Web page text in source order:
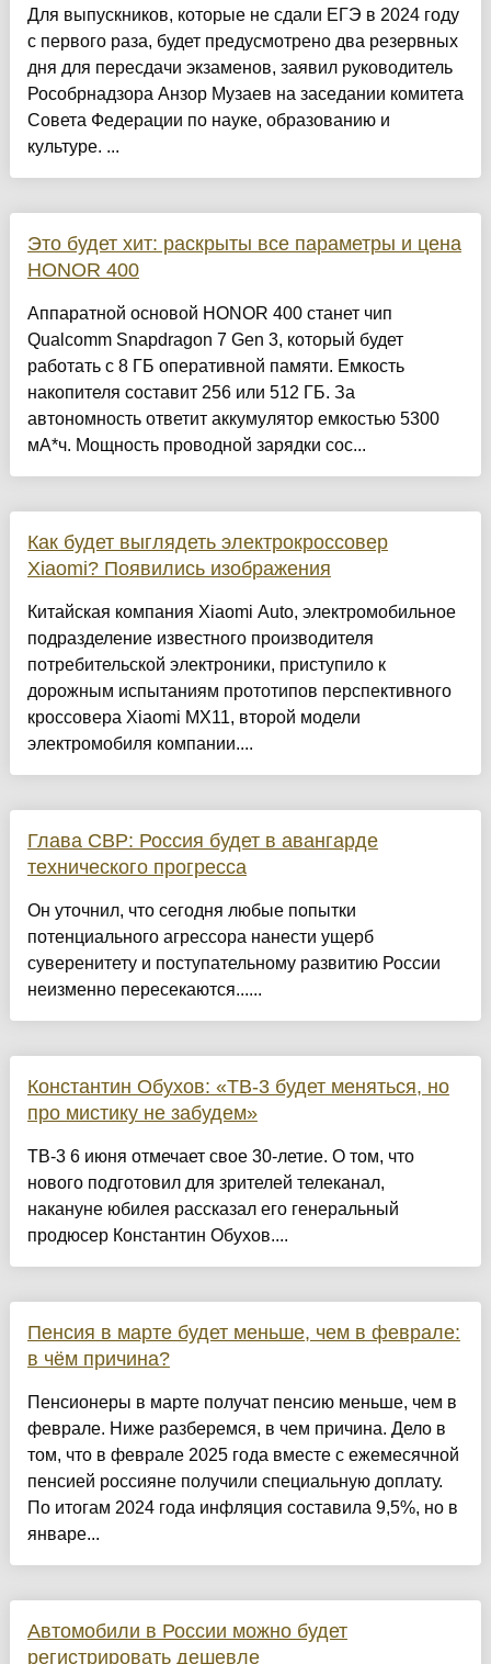
Для выпускников, которые не сдали ЕГЭ в 2024 году
с первого раза, будет предусмотрено два резервных
дня для пересдачи экзаменов, заявил руководитель
Рособрнадзора Анзор Музаев на заседании комитета
Совета Федерации по науке, образованию и
культуре. ...
Это будет хит: раскрыты все параметры и цена
HONOR 400
Аппаратной основой HONOR 400 станет чип
Qualcomm Snapdragon 7 Gen 3, который будет
работать с 8 ГБ оперативной памяти. Емкость
накопителя составит 256 или 512 ГБ. За
автономность ответит аккумулятор емкостью 5300
мА*ч. Мощность проводной зарядки сос...
Как будет выглядеть электрокроссовер
Xiaomi? Появились изображения
Китайская компания Xiaomi Auto, электромобильное
подразделение известного производителя
потребительской электроники, приступило к
дорожным испытаниям прототипов перспективного
кроссовера Xiaomi MX11, второй модели
электромобиля компании....
Глава СВР: Россия будет в авангарде
технического прогресса
Он уточнил, что сегодня любые попытки
потенциального агрессора нанести ущерб
суверенитету и поступательному развитию России
неизменно пересекаются......
Константин Обухов: «ТВ-3 будет меняться, но
про мистику не забудем»
ТВ-3 6 июня отмечает свое 30-летие. О том, что
нового подготовил для зрителей телеканал,
накануне юбилея рассказал его генеральный
продюсер Константин Обухов....
Пенсия в марте будет меньше, чем в феврале:
в чём причина?
Пенсионеры в марте получат пенсию меньше, чем в
феврале. Ниже разберемся, в чем причина. Дело в
том, что в феврале 2025 года вместе с ежемесячной
пенсией россияне получили специальную доплату.
По итогам 2024 года инфляция составила 9,5%, но в
январе...
Автомобили в России можно будет
регистрировать дешевле